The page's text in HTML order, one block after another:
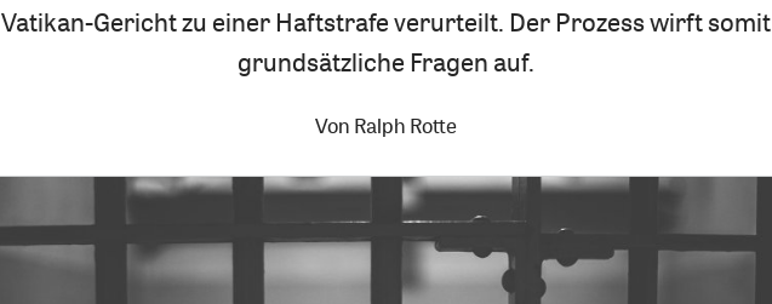
Vatikan-Gericht zu einer Haftstrafe verurteilt. Der Prozess wirft somit
grundsätzliche Fragen auf.
Von Ralph Rotte